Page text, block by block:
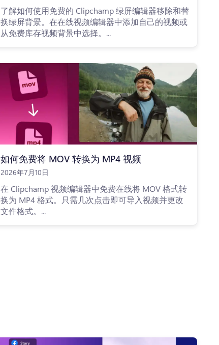
了解如何使用免费的 Clipchamp 绿屏编辑器移除和替
换绿屏背景。在在线视频编辑器中添加自己的视频或
从免费库存视频背景中选择。...
如何免费将 MOV 转换为 MP4 视频
2026年7月10日
在 Clipchamp 视频编辑器中免费在线将 MOV 格式转
换为 MP4 格式。只需几次点击即可导入视频并更改
文件格式。...